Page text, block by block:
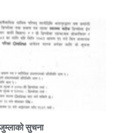
जुम्लाको सुचना